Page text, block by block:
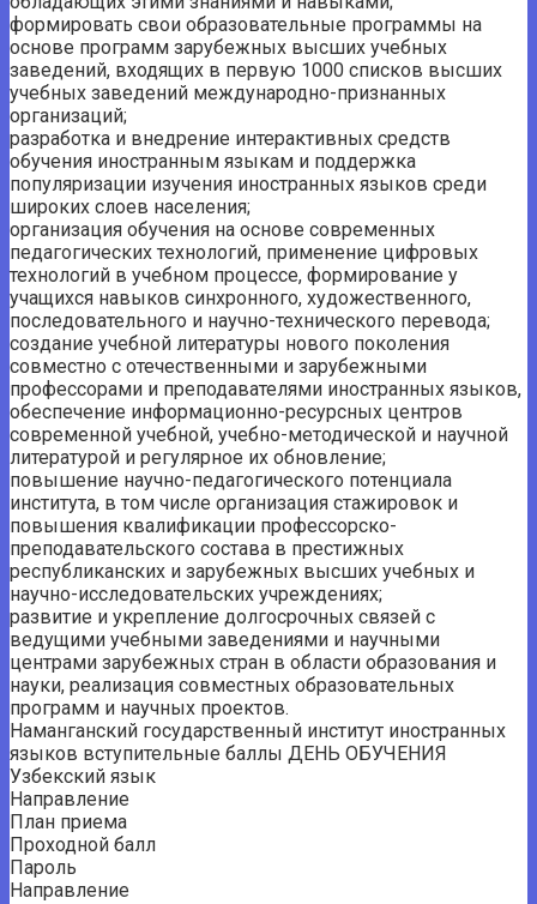
формировать свои образовательные программы на
основе программ зарубежных высших учебных
заведений, входящих в первую 1000 списков высших
учебных заведений международно-признанных
организаций;
разработка и внедрение интерактивных средств
обучения иностранным языкам и поддержка
популяризации изучения иностранных языков среди
широких слоев населения;
организация обучения на основе современных
педагогических технологий, применение цифровых
технологий в учебном процессе, формирование у
учащихся навыков синхронного, художественного,
последовательного и научно-технического перевода;
создание учебной литературы нового поколения
совместно с отечественными и зарубежными
профессорами и преподавателями иностранных языков,
обеспечение информационно-ресурсных центров
современной учебной, учебно-методической и научной
литературой и регулярное их обновление;
повышение научно-педагогического потенциала
института, в том числе организация стажировок и
повышения квалификации профессорско-
преподавательского состава в престижных
республиканских и зарубежных высших учебных и
научно-исследовательских учреждениях;
развитие и укрепление долгосрочных связей с
ведущими учебными заведениями и научными
центрами зарубежных стран в области образования и
науки, реализация совместных образовательных
программ и научных проектов.
Наманганский государственный институт иностранных
языков вступительные баллы ДЕНЬ ОБУЧЕНИЯ
Узбекский язык
Направление
План приема
Проходной балл
Пароль
Направление